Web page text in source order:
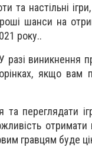
та настільні
шанси на
року..
разі
якщо вам
переглядати
отримати
гравцям буде